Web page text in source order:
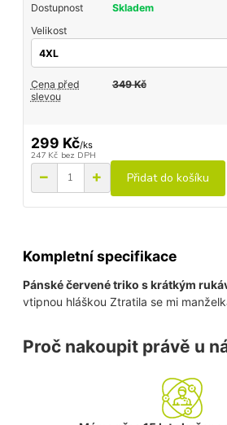
Dostupnost
Skladem
Velikost
Cena před
slevou
349 Kč
299 Kč/ks
247 Kč bez DPH
Přidat do košíku
Kompletní specifikace
Pánské červené triko s krátkým
vtipnou hláškou Ztratila se mi
Proč nakoupit právě u